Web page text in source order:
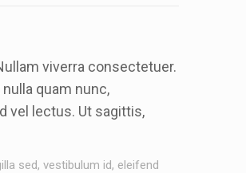
viverra consectetuer.
quam nunc,
vel lectus. Ut sagittis,
sed, vestibulum id, eleifend